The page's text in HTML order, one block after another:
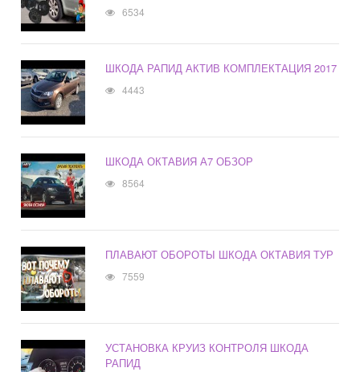
6534
ШКОДА РАПИД АКТИВ КОМПЛЕКТАЦИЯ 2017
4443
ШКОДА ОКТАВИЯ А7 ОБЗОР
8564
ПЛАВАЮТ ОБОРОТЫ ШКОДА ОКТАВИЯ ТУР
7559
УСТАНОВКА КРУИЗ КОНТРОЛЯ ШКОДА
РАПИД